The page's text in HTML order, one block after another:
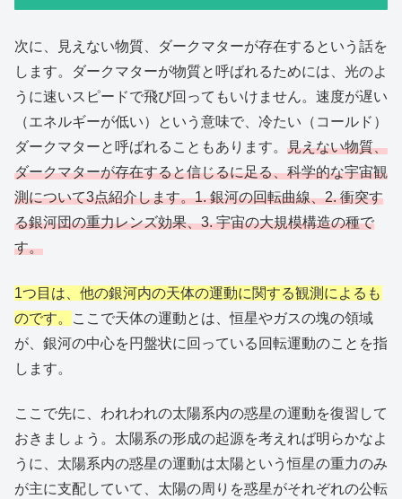
次に、見えない物質、ダークマターが存在するという話を
します。ダークマターが物質と呼ばれるためには、光のよ
うに速いスピードで飛び回ってもいけません。速度が遅い
（エネルギーが低い）という意味で、冷たい（コールド）
ダークマターと呼ばれることもあります。 見えない物質、
ダークマターが存在すると信じるに足る、科学的な宇宙観
測について3点紹介します。1. 銀河の回転曲線、2. 衝突す
る銀河団の重力レンズ効果、3. 宇宙の大規模構造の種で
す。
1つ目は、他の銀河内の天体の運動に関する観測によるも
のです。
ここで天体の運動とは、恒星やガスの塊の領域
が、銀河の中心を円盤状に回っている回転運動のことを指
します。
ここで先に、われわれの太陽系内の惑星の運動を復習して
おきましょう。太陽系の形成の起源を考えれば明らかなよ
うに、太陽系内の惑星の運動は太陽という恒星の重力のみ
が主に支配していて、太陽の周りを惑星がそれぞれの公転